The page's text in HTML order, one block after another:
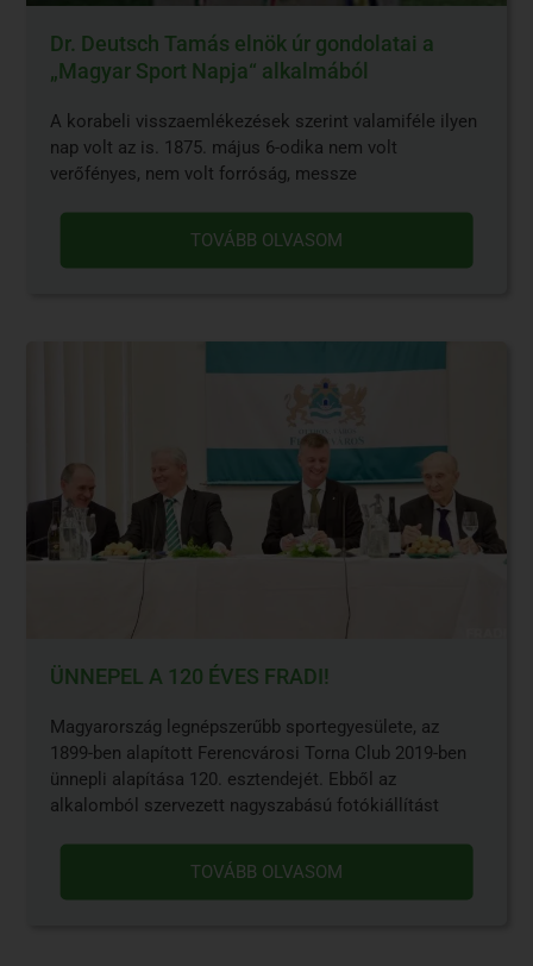
Dr. Deutsch Tamás elnök úr gondolatai a
„Magyar Sport Napja“ alkalmából
A korabeli visszaemlékezések szerint valamiféle ilyen
nap volt az is. 1875. május 6-odika nem volt
verőfényes, nem volt forróság, messze
TOVÁBB OLVASOM
ÜNNEPEL A 120 ÉVES FRADI!
Magyarország legnépszerűbb sportegyesülete, az
1899-ben alapított Ferencvárosi Torna Club 2019-ben
ünnepli alapítása 120. esztendejét. Ebből az
alkalomból szervezett nagyszabású fotókiállítást
TOVÁBB OLVASOM